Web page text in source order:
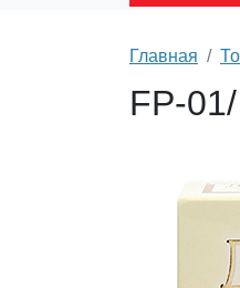
Главная
FP-